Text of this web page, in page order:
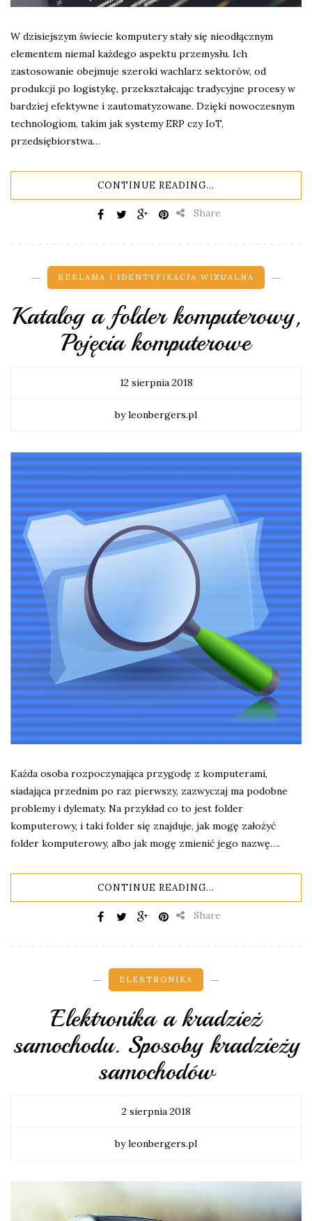
W dzisiejszym świecie komputery stały się nieodłącznym
elementem niemal każdego aspektu przemysłu. Ich
zastosowanie obejmuje szeroki wachlarz sektorów, od
produkcji po logistykę, przekształcając tradycyjne procesy w
bardziej efektywne i zautomatyzowane. Dzięki nowoczesnym
technologiom, takim jak systemy ERP czy IoT,
przedsiębiorstwa…
CONTINUE READING...
Share
REKLAMA I IDENTYFIKACJA WIZUALNA
Katalog a folder komputerowy,
Pojęcia komputerowe
12 sierpnia 2018
by leonbergers.pl
Każda osoba rozpoczynająca przygodę z komputerami,
siadająca przednim po raz pierwszy, zazwyczaj ma podobne
problemy i dylematy. Na przykład co to jest folder
komputerowy, i taki folder się znajduje, jak mogę założyć
folder komputerowy, albo jak mogę zmienić jego nazwę….
CONTINUE READING...
Share
ELEKTRONIKA
Elektronika a kradzież
samochodu. Sposoby kradzieży
samochodów
2 sierpnia 2018
by leonbergers.pl